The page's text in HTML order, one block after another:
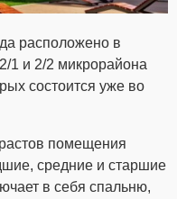
расположено в
1 и 2/2 микрорайона
состоится уже во
помещения
средние и старшие
в себя спальню,